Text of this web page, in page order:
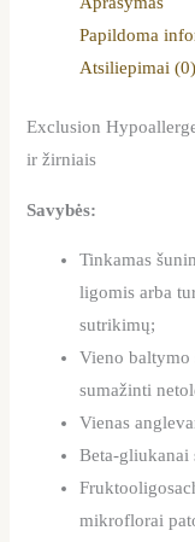
Papildoma
Atsiliepimai (0)
Exclusion
ir žirniais
Savybės:
Tinkamas
ligomis arba
sutrikimų;
Vieno baltymo
sumažinti
Vienas
Beta-gliukanai
mikroflorai